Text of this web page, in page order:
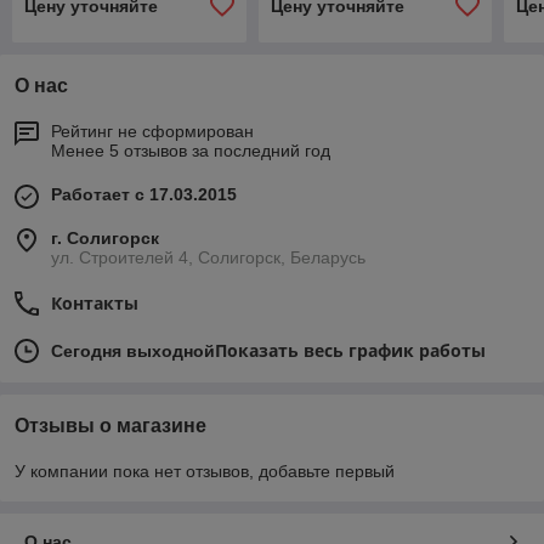
Цену уточняйте Цену уточняйте
О нас
Рейтинг не сформирован
Менее 5 отзывов за последний год
Работает с 17.03.2015
г. Солигорск
ул. Строителей 4, Солигорск, Беларусь
Контакты
Сегодня выходнойПоказать весь график работы
Отзывы о магазине
У компании пока нет отзывов, добавьте первый